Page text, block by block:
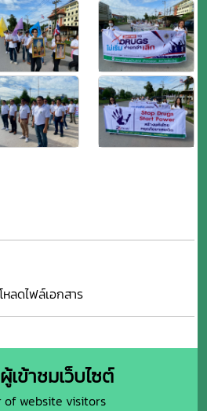
หลดไฟล์เอกสาร
เข้าชมเว็บไซต์
of website visitors